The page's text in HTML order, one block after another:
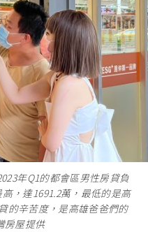
年Q1的都會區男性房貸負
，達1691.2萬，最低的是高
的辛苦度，是高雄爸爸們的
房屋提供